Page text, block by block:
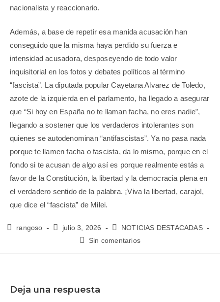
nacionalista y reaccionario.
Además, a base de repetir esa manida acusación han
conseguido que la misma haya perdido su fuerza e
intensidad acusadora, desposeyendo de todo valor
inquisitorial en los fotos y debates políticos al término
“fascista”. La diputada popular Cayetana Alvarez de Toledo,
azote de la izquierda en el parlamento, ha llegado a asegurar
que “Si hoy en España no te llaman facha, no eres nadie”,
llegando a sostener que los verdaderos intolerantes son
quienes se autodenominan “antifascistas”. Ya no pasa nada
porque te llamen facha o fascista, da lo mismo, porque en el
fondo si te acusan de algo así es porque realmente estás a
favor de la Constitución, la libertad y la democracia plena en
el verdadero sentido de la palabra. ¡Viva la libertad, carajo!,
que dice el “fascista” de Milei.
rangoso julio 3, 2026
NOTICIAS DESTACADAS
Sin comentarios
Deja una respuesta